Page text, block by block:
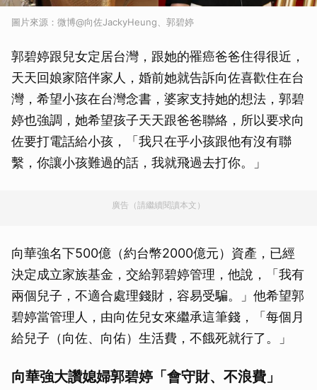
圖片來源：微博@向佐JackyHeung、郭碧婷
郭碧婷跟兒女定居台灣，跟她的罹癌爸爸住得很近，
天天回娘家陪伴家人，婚前她就告訴向佐喜歡住在台
灣，希望小孩在台灣念書，婆家支持她的想法，郭碧
婷也強調，她希望孩子天天跟爸爸聯絡，所以要求向
佐要打電話給小孩，「我只在乎小孩跟他有沒有聯
繫，你讓小孩難過的話，我就飛過去打你。」
廣告（請繼續閱讀本文）
向華強名下500億（約台幣2000億元）資產，已經
決定成立家族基金，交給郭碧婷管理，他說，「我有
兩個兒子，不適合處理錢財，容易受騙。」他希望郭
碧婷當管理人，由向佐兒女來繼承這筆錢，「每個月
給兒子（向佐、向佑）生活費，不餓死就行了。」
向華強大讚媳婦郭碧婷「會守財、不浪費」